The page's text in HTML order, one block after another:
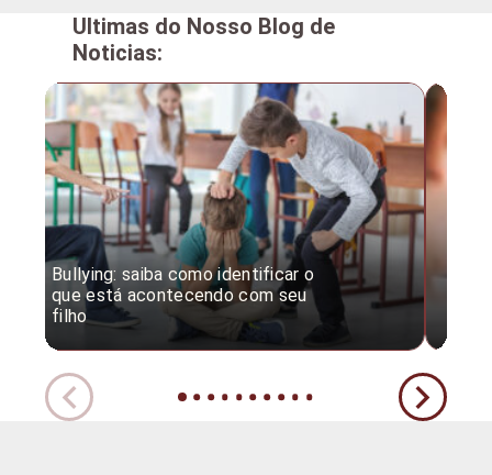
Ultimas do Nosso Blog de
Noticias:
Bullying: saiba como identificar o
que está acontecendo com seu
filho